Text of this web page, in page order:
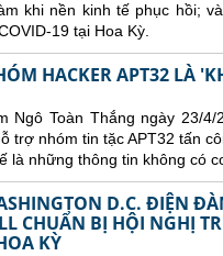
khi nền kinh tế phục hồi;
19 tại Hoa Kỳ.
HACKER APT32 LÀ
Ngô Toàn Thắng ngày 23/
trợ nhóm tin tặc APT32 tấn
là những thông tin không có
D.C. ĐIỆN
CHUẨN BỊ HỘI NGHỊ
KỲ